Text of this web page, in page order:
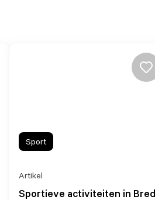
Sportieve activiteiten in
Artikel
Sport